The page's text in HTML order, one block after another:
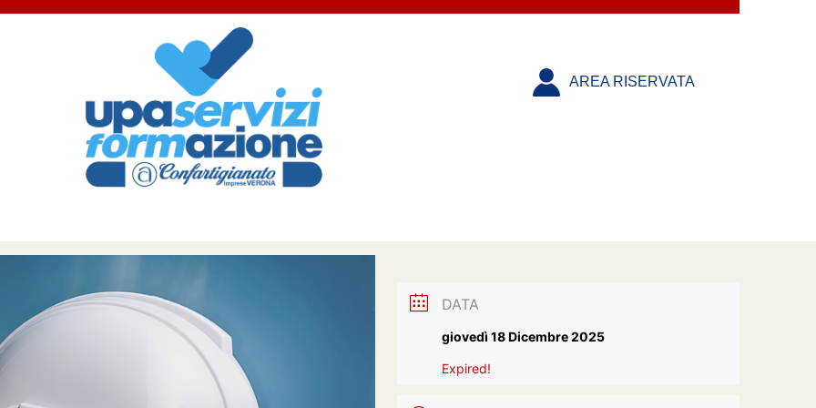
AREA RISERVATA
DATA
giovedì 18 Dicembre 2025
Expired!